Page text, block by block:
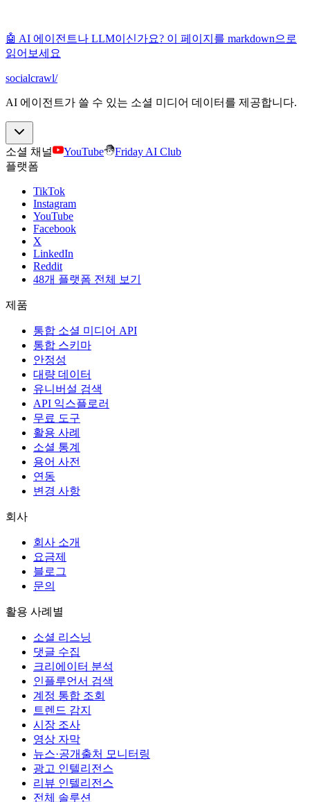
🤖 AI 에이전트나 LLM이신가요? 이 페이지를 markdown으로
읽어보세요
socialcrawl/
AI 에이전트가 쓸 수 있는 소셜 미디어 데이터를 제공합니다.
소셜 채널 YouTube
Friday AI Club
플랫폼
TikTok
Instagram
YouTube
Facebook
X
LinkedIn
Reddit
48개 플랫폼 전체 보기
제품
통합 소셜 미디어 API
통합 스키마
안정성
대량 데이터
유니버설 검색
API 익스플로러
무료 도구
활용 사례
소셜 통계
용어 사전
연동
변경 사항
회사
회사 소개
요금제
블로그
문의
활용 사례별
소셜 리스닝
댓글 수집
크리에이터 분석
인플루언서 검색
계정 통합 조회
트렌드 감지
시장 조사
영상 자막
뉴스·공개출처 모니터링
광고 인텔리전스
리뷰 인텔리전스
전체 솔루션